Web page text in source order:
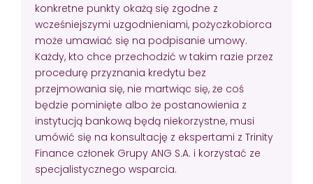
konkretne punkty okażą się zgodne z
wcześniejszymi uzgodnieniami, pożyczkobiorca
może umawiać się na podpisanie umowy.
Każdy, kto chce przechodzić w takim razie przez
procedurę przyznania kredytu bez
przejmowania się, nie martwiąc się, że coś
będzie pominięte albo że postanowienia z
instytucją bankową będą niekorzystne, musi
umówić się na konsultację z ekspertami z Trinity
Finance członek Grupy ANG S.A. i korzystać ze
specjalistycznego wsparcia.